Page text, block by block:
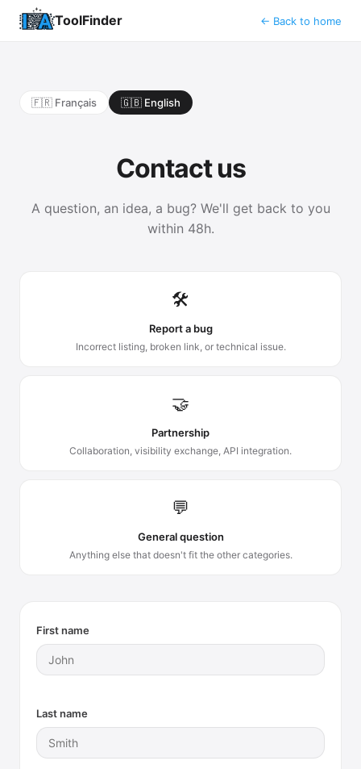
ToolFinder ← Back to home
🇫🇷 Français 🇬🇧 English
Contact us
A question, an idea, a bug? We'll get back to you
within 48h.
🛠️
Report a bug
Incorrect listing, broken link, or technical issue.
🤝
Partnership
Collaboration, visibility exchange, API integration.
💬
General question
Anything else that doesn't fit the other categories.
First name
Last name